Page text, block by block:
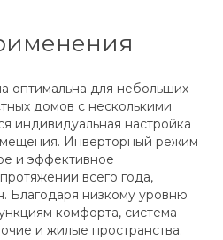
оптимальна для небольших
домов с несколькими
индивидуальная настройка
Инверторный режим
и эффективное
всего года,
Благодаря низкому уровню
комфорта, система
и жилые пространства.